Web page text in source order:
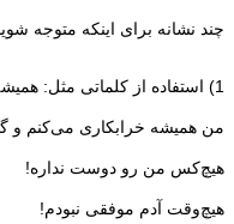
چند نشانه برای اینکه متوجه
1) استفاده از کلماتی مثل: همیشه، هیچ‌کس، همه و …
من همیشه خرابکاری می‌کنم و
هیچ‌کس من رو دوست نداره!
هیچ‌وقت آدم موفقی نبودم!